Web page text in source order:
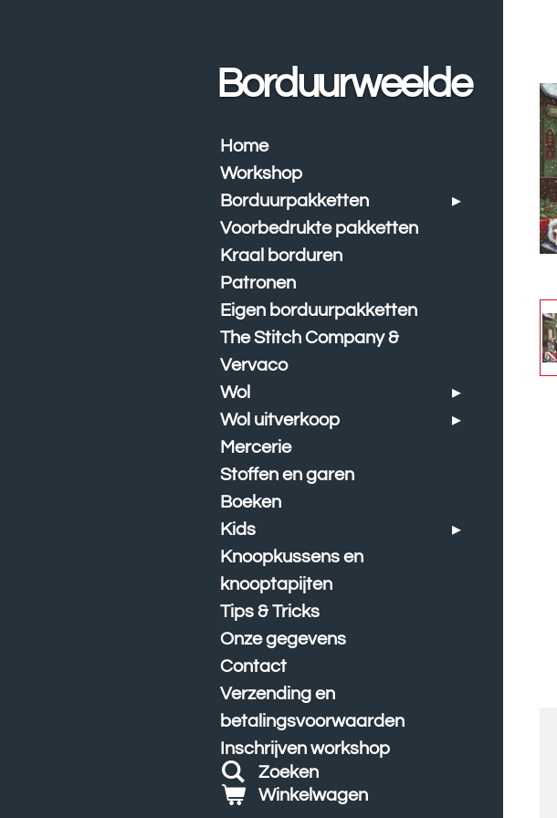
Borduurweelde
Home
Workshop
Borduurpakketten
Voorbedrukte pakketten
Kraal borduren
Patronen
Eigen borduurpakketten
The Stitch Company &
Vervaco
Wol
Wol uitverkoop
Mercerie
Stoffen en garen
Boeken
Kids
Knoopkussens en
knooptapijten
Tips & Tricks
Onze gegevens
Contact
Verzending en
betalingsvoorwaarden
Inschrijven workshop
Zoeken
Winkelwagen